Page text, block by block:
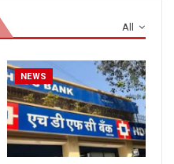
All
NEWS